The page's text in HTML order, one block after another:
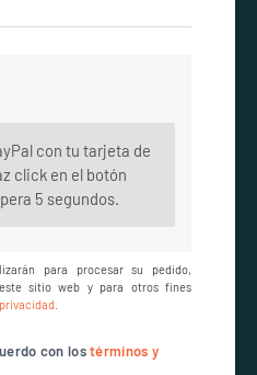
con tu tarjeta de
click en el botón
5 segundos.
para procesar su pedido,
sitio web y para otros fines
con lostérminos y